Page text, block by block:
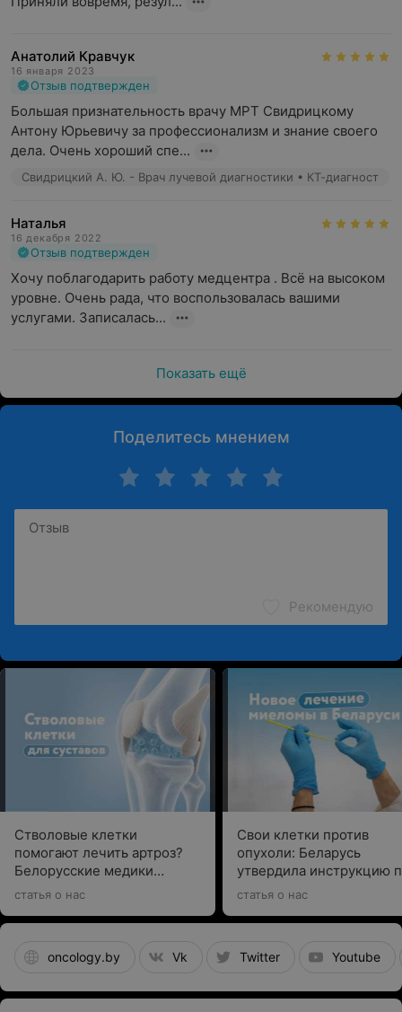
Анатолий Кравчук
16 января 2023
Отзыв подтвержден
Большая признательность врачу МРТ Свидрицкому
Антону Юрьевичу за профессионализм и знание своего
дела. Очень хороший спе...
Свидрицкий А. Ю. - Врач лучевой диагностики • КТ-диагност
Наталья
16 декабря 2022
Отзыв подтвержден
Хочу поблагодарить работу медцентра . Всё на высоком
уровне. Очень рада, что воспользовалась вашими
услугами. Записалась...
Показать ещё
Поделитесь мнением
Рекомендую
Стволовые клетки
помогают лечить артроз?
Белорусские медики
рассказали о новой
статья о нас
Свои клетки против
опухоли: Беларусь
утвердила инструкцию
CAR T-клеточной
статья о нас
oncology.by Vk Twitter Youtube